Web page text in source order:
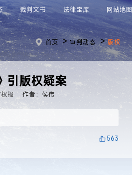
裁判文书 法律宝库 网站地图
首页 >审判动态 >版权
引版权疑案
报 作者：侯伟
563